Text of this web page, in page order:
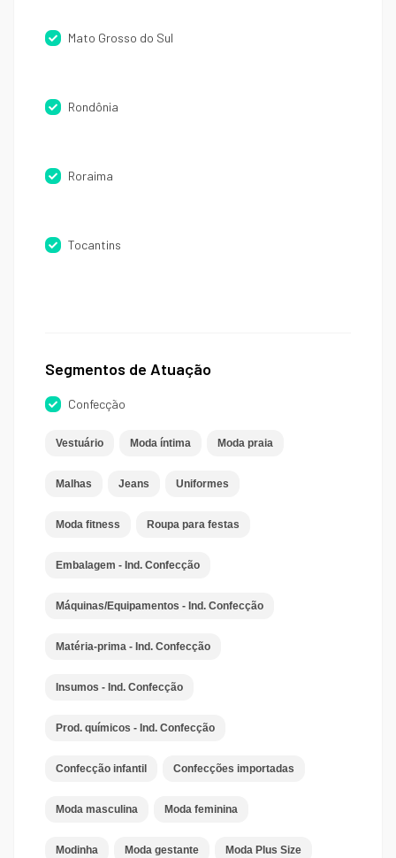
Mato Grosso do Sul
Rondônia
Roraima
Tocantins
Segmentos de Atuação
Confecção
Vestuário Moda íntima Moda praia
Malhas Jeans Uniformes
Moda fitness Roupa para festas
Embalagem - Ind. Confecção
Máquinas/Equipamentos - Ind. Confecção
Matéria-prima - Ind. Confecção
Insumos - Ind. Confecção
Prod. químicos - Ind. Confecção
Confecção infantil Confecções importadas
Moda masculina Moda feminina
Modinha Moda gestante Moda Plus Size